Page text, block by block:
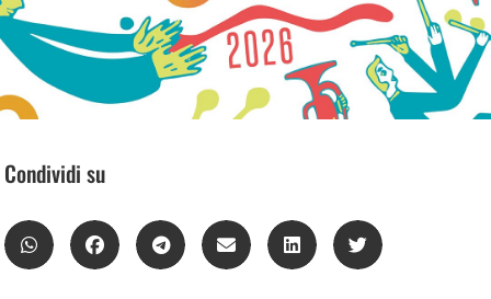
Condividi su